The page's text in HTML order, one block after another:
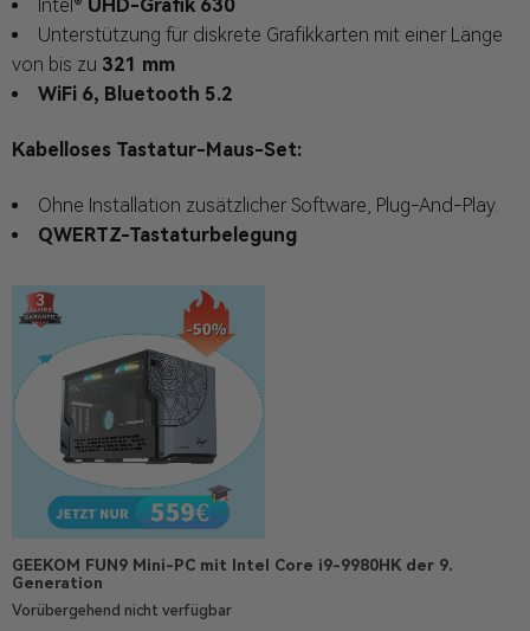
Intel® UHD-Grafik 630
Unterstützung für diskrete Grafikkarten mit einer Länge
von bis zu 321 mm
WiFi 6, Bluetooth 5.2
Kabelloses Tastatur-Maus-Set:
Ohne Installation zusätzlicher Software, Plug-And-Play.
QWERTZ-Tastaturbelegung
GEEKOM FUN9 Mini-PC mit Intel Core i9-9980HK der 9.
Generation
Vorübergehend nicht verfügbar